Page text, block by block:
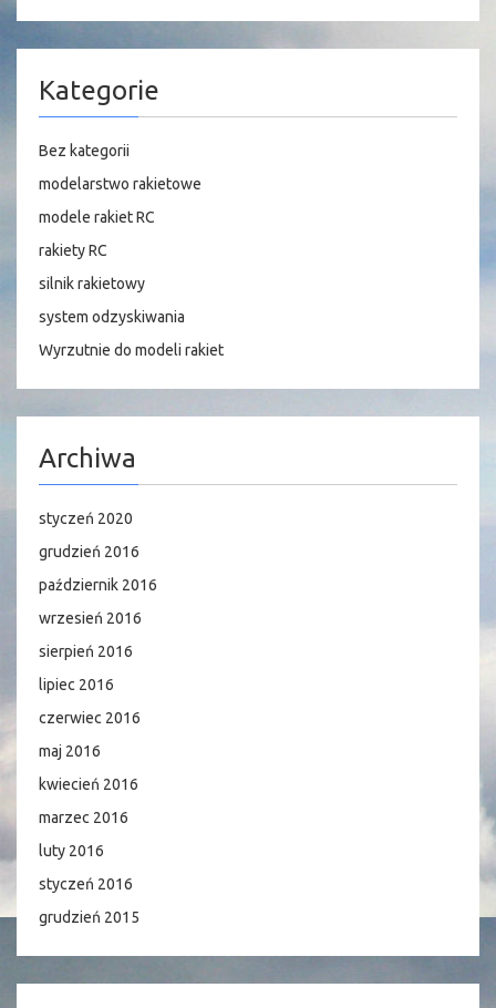
Kategorie
Bez kategorii
modelarstwo rakietowe
modele rakiet RC
rakiety RC
silnik rakietowy
system odzyskiwania
Wyrzutnie do modeli rakiet
Archiwa
styczeń 2020
grudzień 2016
październik 2016
wrzesień 2016
sierpień 2016
lipiec 2016
czerwiec 2016
maj 2016
kwiecień 2016
marzec 2016
luty 2016
styczeń 2016
grudzień 2015